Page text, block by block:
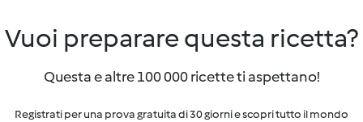
Vuoi preparare questa ricetta?
Questa e altre 100 000 ricette ti aspettano!
Registrati per una prova gratuita di 30 giorni e scopri tutto il mondo